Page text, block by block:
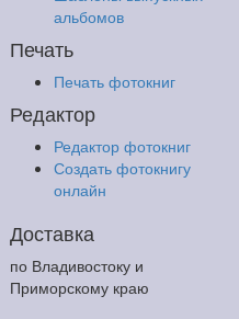
альбомов
Печать
Печать фотокниг
Редактор
Редактор фотокниг
Создать фотокнигу
онлайн
Доставка
по Владивостоку и
Приморскому краю